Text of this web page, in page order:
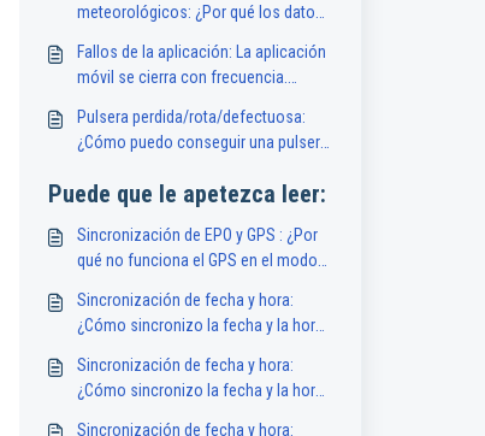
meteorológicos: ¿Por qué los datos
disponibles o son inexactos?
Fallos de la aplicación: La aplicación
móvil se cierra con frecuencia.
Pulsera perdida/rota/defectuosa:
¿Cómo puedo conseguir una pulsera
Puede que le apetezca leer:
Sincronización de EPO y GPS : ¿Por
qué no funciona el GPS en el modo
Sincronización de fecha y hora:
¿Cómo sincronizo la fecha y la hora
Sincronización de fecha y hora:
¿Cómo sincronizo la fecha y la hora
Sincronización de fecha y hora: